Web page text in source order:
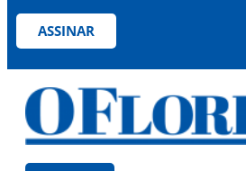
ASSINAR